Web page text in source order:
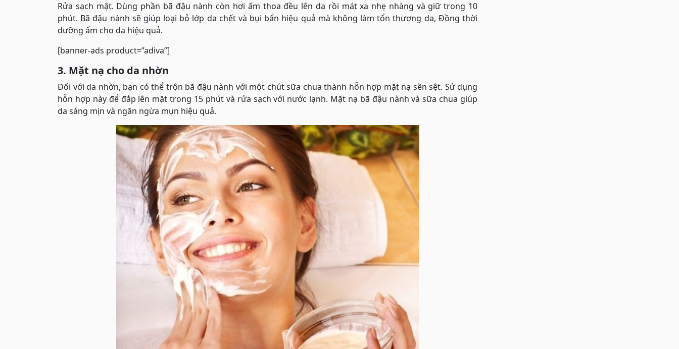
Rửa sạch mặt. Dùng phần bã đậu nành còn hơi ấm thoa đều lên da rồi mát xa nhẹ nhàng và giữ trong 10
phút. Bã đậu nành sẽ giúp loại bỏ lớp da chết và bụi bẩn hiệu quả mà không làm tổn thương da, Đồng thời
dưỡng ẩm cho da hiệu quả.
[banner-ads product=”adiva”]
3. Mặt nạ cho da nhờn
Đối với da nhờn, bạn có thể trộn bã đậu nành với một chút sữa chua thành hỗn hợp mặt nạ sền sệt. Sử dụng
hỗn hợp này để đắp lên mặt trong 15 phút và rửa sạch với nước lạnh. Mặt nạ bã đậu nành và sữa chua giúp
da sáng mịn và ngăn ngừa mụn hiệu quả.